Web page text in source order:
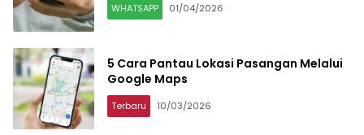
WHATSAPP 01/04/2026
5 Cara Pantau Lokasi Pasangan Melalui
Google Maps
Terbaru 10/03/2026